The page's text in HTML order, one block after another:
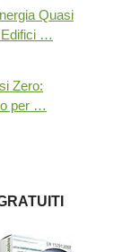
Quasi
…
Zero:
per …